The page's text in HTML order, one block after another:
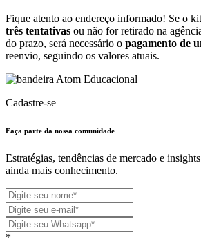
Fique atento ao endereço informado! Se o
três tentativas ou não for retirado na
do prazo, será necessário o pagamento de
reenvio, seguindo os valores atuais.
Cadastre-se
Faça parte da nossa comunidade
Estratégias, tendências de mercado e
ainda mais conhecimento.
*